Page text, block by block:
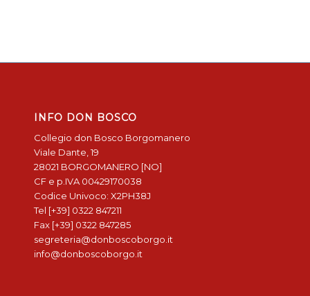
INFO DON BOSCO
Collegio don Bosco Borgomanero
Viale Dante, 19
28021 BORGOMANERO [NO]
CF e p.IVA 00429170038
Codice Univoco: X2PH38J
Tel [+39] 0322 847211
Fax [+39] 0322 847285
segreteria@donboscoborgo.it
info@donboscoborgo.it